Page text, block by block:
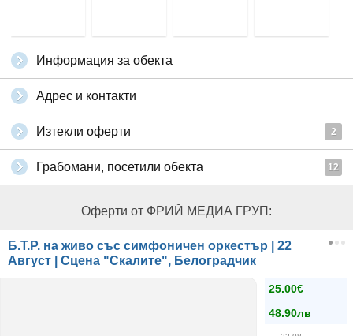
Информация за обекта
Адрес и контакти
Изтекли оферти 2
Грабомани, посетили обекта 12
Оферти от ФРИЙ МЕДИА ГРУП:
Б.Т.Р. на живо със симфоничен оркестър | 22
Август | Сцена "Скалите", Белоградчик
25.00€
48.90лв